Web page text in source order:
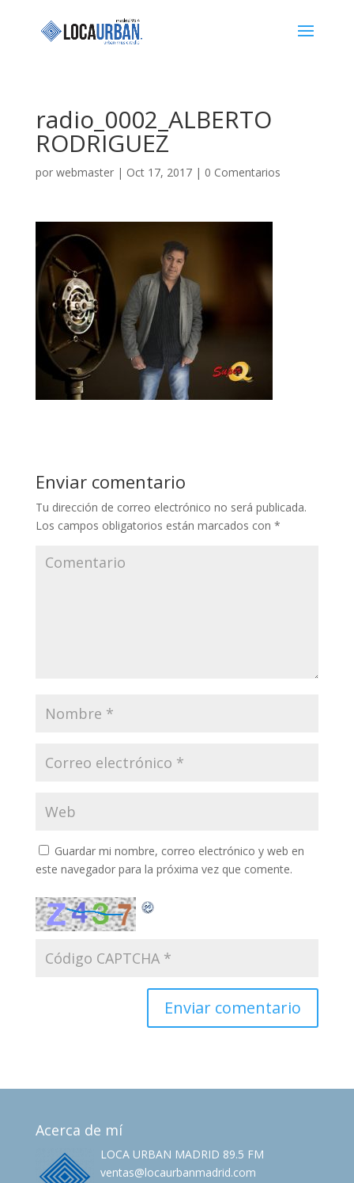
radio_0002_ALBERTO
RODRIGUEZ
por webmaster| Oct 17, 2017| 0 Comentarios
Enviar comentario
Tu dirección de correo electrónico no será publicada.
Los campos obligatorios están marcados con *
Guardar mi nombre, correo electrónico y web en
este navegador para la próxima vez que comente.
Acerca de mí
LOCA URBAN MADRID 89.5 FM
ventas@locaurbanmadrid.com